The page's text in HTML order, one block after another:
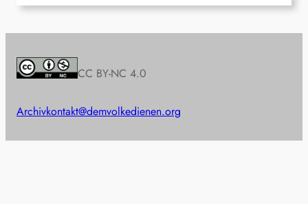
CC BY-NC 4.0
Archivkontakt@demvolkedienen.org